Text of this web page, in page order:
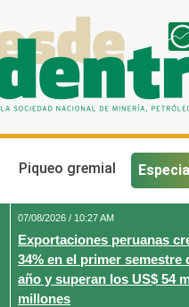
Piqueo gremial
07/08/2026 / 10:27 AM
Exportaciones peruanas
34% en el primer semestre
año y superan los US$ 54
millones